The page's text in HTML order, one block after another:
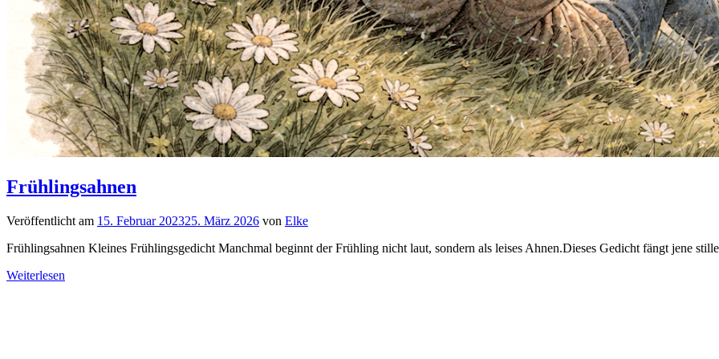
Frühlingsahnen
Veröffentlicht am 15. Februar 202325. März 2026 von Elke
Frühlingsahnen Kleines Frühlingsgedicht Manchmal beginnt der Frühling nicht laut, sondern als leises Ahnen.Dieses Gedicht fängt jene
Weiterlesen